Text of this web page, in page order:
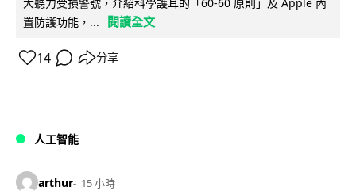
大聽力受損警號，介紹科學護耳的「60-60 原則」及 Apple 內
置防護功能，...
閱讀全文
14 分享
人工智能
arthur 15 小時